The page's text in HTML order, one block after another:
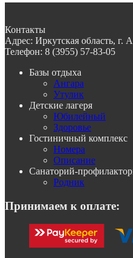
Контакты
Адрес: Иркутская область, г.
Телефон: 8 (3955) 57-83-05
Базы отдыха
Ангара
Утулик
Детские лагеря
Юбилейный
Здоровье
Гостиничный комплекс
Номера
Описание
Санаторий-
Родник
Принимаем к оплате: